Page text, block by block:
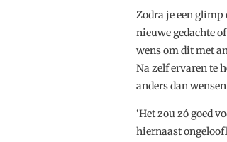
Zodra je een glimp
nieuwe gedachte
wens om dit met
Na zelf ervaren te
anders dan
‘Het zou zó goed
hiernaast